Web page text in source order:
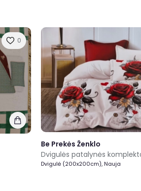
0
Be Prekės Ženklo
Dvigulės patalynės
Dvigulė (200x200cm), Nauja